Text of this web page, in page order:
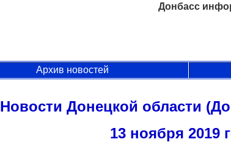
Донбасс
Архив новостей
Новости Донецкой области
13 ноября 2019